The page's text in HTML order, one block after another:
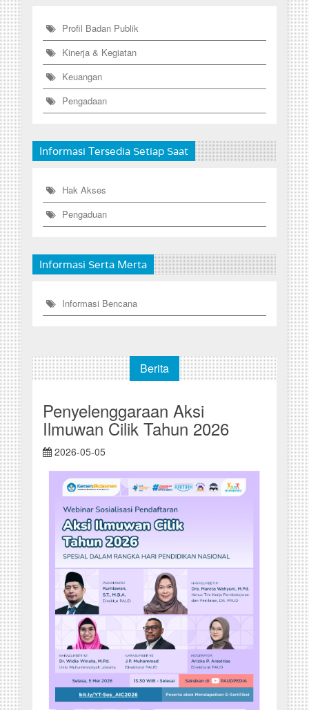
Profil Badan Publik
Kinerja & Kegiatan
Keuangan
Pengadaan
Informasi Tersedia Setiap Saat
Hak Akses
Pengaduan
Informasi Serta Merta
Informasi Bencana
Berita
Penyelenggaraan Aksi
Ilmuwan Cilik Tahun 2026
2026-05-05